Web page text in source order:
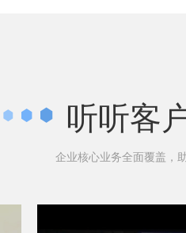
听听客
企业核心业务全面覆盖，